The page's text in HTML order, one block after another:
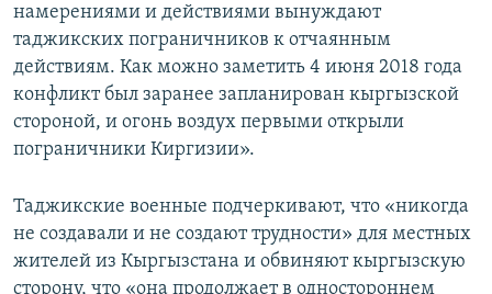
намерениями и действиями вынуждают
таджикских пограничников к отчаянным
действиям. Как можно заметить 4 июня 2018 года
конфликт был заранее запланирован кыргызской
стороной, и огонь воздух первыми открыли
пограничники Киргизии».
Таджикские военные подчеркивают, что «никогда
не создавали и не создают трудности» для местных
жителей из Кыргызстана и обвиняют кыргызскую
сторону, что «она продолжает в одностороннем